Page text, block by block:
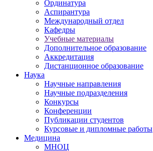
Ординатура
Аспирантура
Международный отдел
Кафедры
Учебные материалы
Дополнительное образование
Аккредитация
Дистанционное образование
Наука
Научные направления
Научные подразделения
Конкурсы
Конференции
Публикации студентов
Курсовые и дипломные работы
Медицина
МНОЦ